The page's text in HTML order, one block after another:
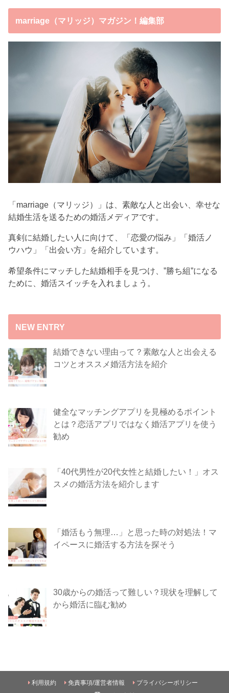
marriage（マリッジ）マガジン！編集部
「marriage（マリッジ）」は、素敵な人と出会い、幸せな
結婚生活を送るための婚活メディアです。
真剣に結婚したい人に向けて、「恋愛の悩み」「婚活ノ
ウハウ」「出会い方」を紹介しています。
希望条件にマッチした結婚相手を見つけ、”勝ち組”になる
ために、婚活スイッチを入れましょう。
NEW ENTRY
結婚できない理由って？素敵な人と出会える
コツとオススメ婚活方法を紹介
健全なマッチングアプリを見極めるポイント
とは？恋活アプリではなく婚活アプリを使う
勧め
「40代男性が20代女性と結婚したい！」オス
スメの婚活方法を紹介します
「婚活もう無理…」と思った時の対処法！マ
イペースに婚活する方法を探そう
30歳からの婚活って難しい？現状を理解して
から婚活に臨む勧め
利用規約 免責事項/運営者情報 プライバシーポリシー